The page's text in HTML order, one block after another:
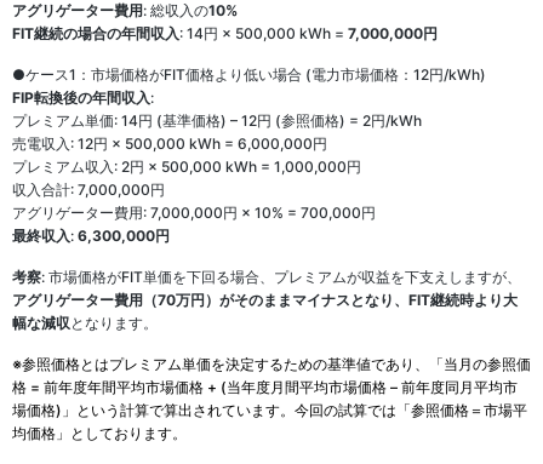
アグリゲーター費用: 総収入の10%
FIT継続の場合の年間収入: 14円 × 500,000 kWh = 7,000,000円
●ケース1：市場価格がFIT価格より低い場合 (電力市場価格：12円/kWh)
FIP転換後の年間収入:
プレミアム単価: 14円 (基準価格) – 12円 (参照価格) = 2円/kWh
売電収入: 12円 × 500,000 kWh = 6,000,000円
プレミアム収入: 2円 × 500,000 kWh = 1,000,000円
収入合計: 7,000,000円
アグリゲーター費用: 7,000,000円 × 10% = 700,000円
最終収入: 6,300,000円
考察: 市場価格がFIT単価を下回る場合、プレミアムが収益を下支えしますが、
アグリゲーター費用（70万円）がそのままマイナスとなり、FIT継続時より大
幅な減収となります。
※参照価格とはプレミアム単価を決定するための基準値であり、「当月の参照価
格 = 前年度年間平均市場価格 + (当年度月間平均市場価格 – 前年度同月平均市
場価格)」という計算で算出されています。今回の試算では「参照価格＝市場平
均価格」としております。